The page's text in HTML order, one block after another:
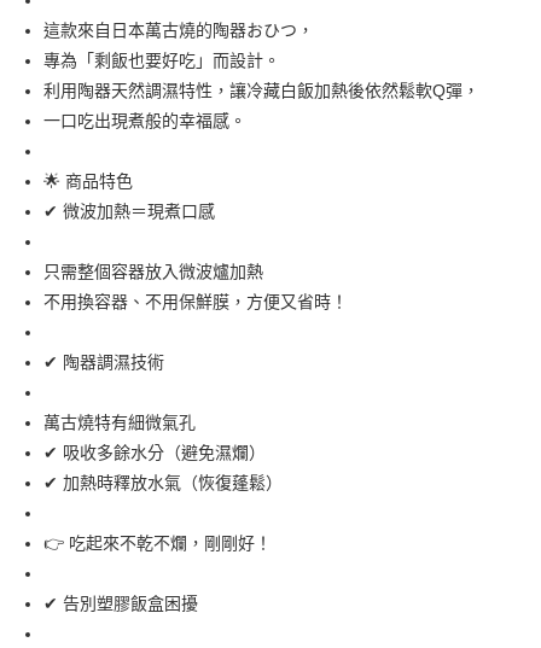
臺灣中小企業銀行
台中商業銀行
匯豐（台灣）商業銀行
聯邦商業銀行
元大商業銀行
永豐商業銀行
玉山商業銀行
台灣樂天信用卡公司
Apple Pay
街口支付
Google Pay
全家取貨付款
每筆NT$65，滿NT$999(含以上)免運費
付款後全家取貨
7-11取貨付款
每筆NT$65，滿NT$999(含以上)免運費
宅配
每筆NT$100，滿NT$999(含以上)免運費
這款來自日本萬古燒的陶器おひつ，
專為「剩飯也要好吃」而設計。
利用陶器天然調濕特性，讓冷藏白飯加熱後依然鬆軟Q彈，
一口吃出現煮般的幸福感。
🌟 商品特色
✔ 微波加熱＝現煮口感
只需整個容器放入微波爐加熱
不用換容器、不用保鮮膜，方便又省時！
✔ 陶器調濕技術
萬古燒特有細微氣孔
✔ 吸收多餘水分（避免濕爛）
✔ 加熱時釋放水氣（恢復蓬鬆）
👉 吃起來不乾不爛，剛剛好！
✔ 告別塑膠飯盒困擾